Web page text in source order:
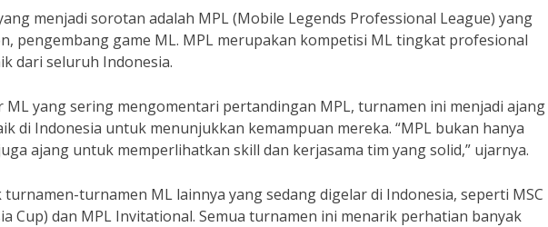
menjadi sorotan adalah MPL (Mobile Legends Professional League) yang
pengembang game ML. MPL merupakan kompetisi ML tingkat profesional
dari seluruh Indonesia.
ML yang sering mengomentari pertandingan MPL, turnamen ini menjadi ajang
di Indonesia untuk menunjukkan kemampuan mereka. “MPL bukan hanya
ajang untuk memperlihatkan skill dan kerjasama tim yang solid,” ujarnya.
turnamen-turnamen ML lainnya yang sedang digelar di Indonesia, seperti MSC
Cup) dan MPL Invitational. Semua turnamen ini menarik perhatian banyak